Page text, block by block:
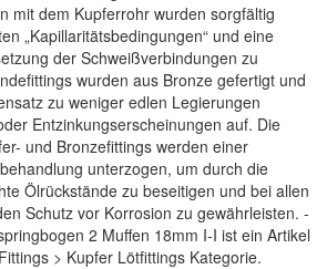
mit dem Kupferrohr wurden sorgfältig
„Kapillaritätsbedingungen“ und eine
der Schweißverbindungen zu
wurden aus Bronze gefertigt und
zu weniger edlen Legierungen
Entzinkungserscheinungen auf. Die
und Bronzefittings werden einer
unterzogen, um durch die
Ölrückstände zu beseitigen und bei allen
Schutz vor Korrosion zu gewährleisten. -
2 Muffen 18mm I-I ist ein Artikel
> Kupfer Lötfittings Kategorie.